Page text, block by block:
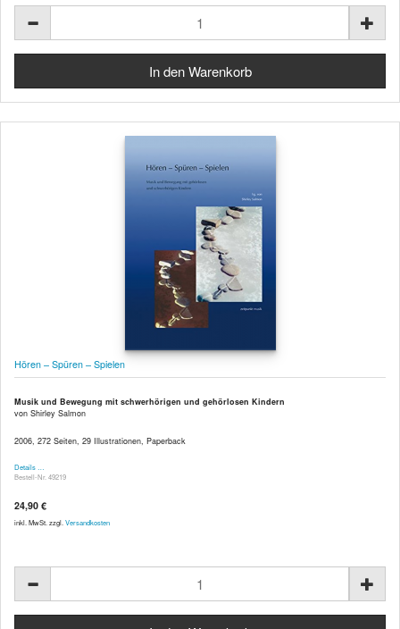
Hören – Spüren – Spielen
Musik und Bewegung mit schwerhörigen und gehörlosen Kindern
von Shirley Salmon
2006, 272 Seiten, 29 Illustrationen, Paperback
Details …
Bestell-Nr. 49219
24,90 €
inkl. MwSt. zzgl. Versandkosten